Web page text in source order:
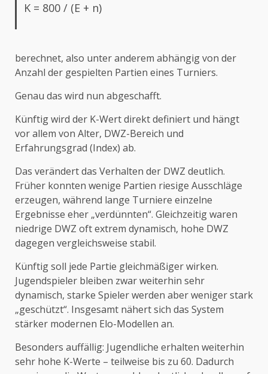
K = 800 / (E + n)
berechnet, also unter anderem abhängig von der
Anzahl der gespielten Partien eines Turniers.
Genau das wird nun abgeschafft.
Künftig wird der K-Wert direkt definiert und hängt
vor allem von Alter, DWZ-Bereich und
Erfahrungsgrad (Index) ab.
Das verändert das Verhalten der DWZ deutlich.
Früher konnten wenige Partien riesige Ausschläge
erzeugen, während lange Turniere einzelne
Ergebnisse eher „verdünnten“. Gleichzeitig waren
niedrige DWZ oft extrem dynamisch, hohe DWZ
dagegen vergleichsweise stabil.
Künftig soll jede Partie gleichmäßiger wirken.
Jugendspieler bleiben zwar weiterhin sehr
dynamisch, starke Spieler werden aber weniger stark
„geschützt“. Insgesamt nähert sich das System
stärker modernen Elo-Modellen an.
Besonders auffällig: Jugendliche erhalten weiterhin
sehr hohe K-Werte – teilweise bis zu 60. Dadurch